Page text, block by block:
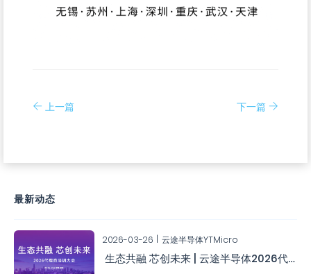
上一篇 下一篇
最新动态
2026-03-26 云途半导体YTMicro
生态共融 芯创未来 | 云途半导体2026代理商培训大会圆满举办